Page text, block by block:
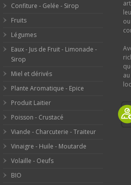
Confiture - Gelée - Sirop
Fruits
Légumes
Eaux - Jus de Fruit - Limonade -
Sirop
Miel et dérivés
Plante Aromatique - Epice
Produit Laitier
Poisson - Crustacé
Viande - Charcuterie - Traiteur
Vinaigre - Huile - Moutarde
Volaille - Oeufs
BIO